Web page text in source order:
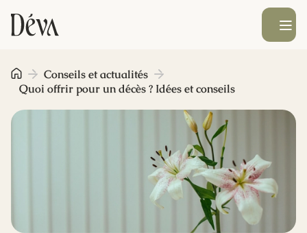
Obsèques
Prévoyance
Monument funéraire
Livraison de fleurs
Ouvrir le
Conseils et actualités
Quoi offrir pour un décès ? Idées et conseils